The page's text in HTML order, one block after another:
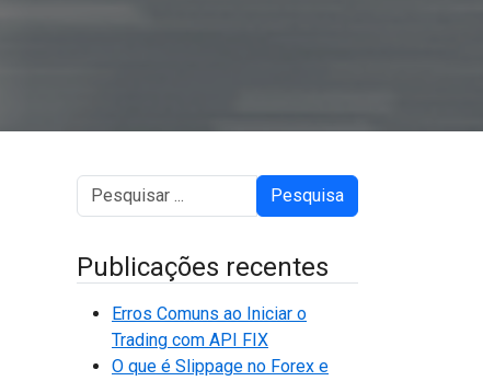
Pesquisa
Publicações recentes
Erros Comuns ao Iniciar o
Trading com API FIX
O que é Slippage no Forex e